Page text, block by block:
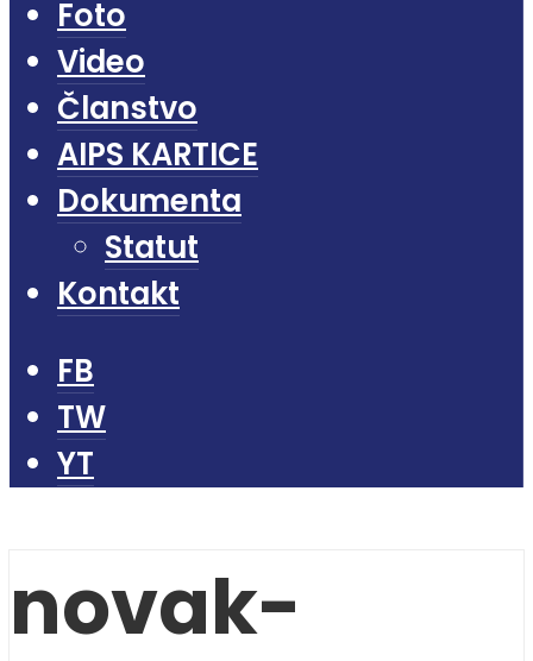
Foto
Video
Članstvo
AIPS KARTICE
Dokumenta
Statut
Kontakt
FB
TW
YT
novak-